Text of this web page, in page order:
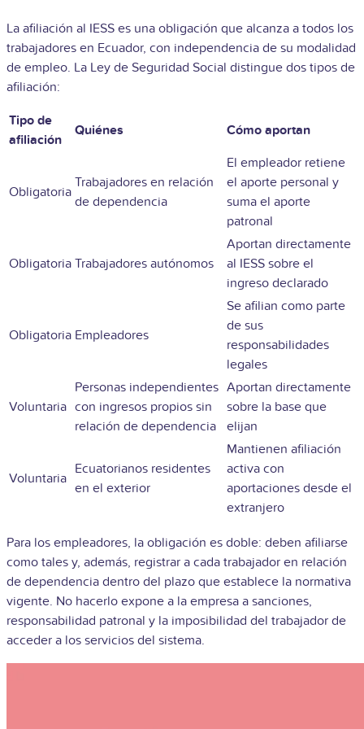
La afiliación al IESS es una obligación que alcanza a todos los
trabajadores en Ecuador, con independencia de su modalidad
de empleo. La Ley de Seguridad Social distingue dos tipos de
afiliación:
Tipo de
afiliación
Quiénes Cómo aportan
Obligatoria
Trabajadores en relación
de dependencia
El empleador retiene
el aporte personal y
suma el aporte
patronal
Obligatoria Trabajadores autónomos
Aportan directamente
al IESS sobre el
ingreso declarado
Obligatoria Empleadores
Se afilian como parte
de sus
responsabilidades
legales
Voluntaria
Personas independientes
con ingresos propios sin
relación de dependencia
Aportan directamente
sobre la base que
elijan
Voluntaria
Ecuatorianos residentes
en el exterior
Mantienen afiliación
activa con
aportaciones desde el
extranjero
Para los empleadores, la obligación es doble: deben afiliarse
como tales y, además, registrar a cada trabajador en relación
de dependencia dentro del plazo que establece la normativa
vigente. No hacerlo expone a la empresa a sanciones,
responsabilidad patronal y la imposibilidad del trabajador de
acceder a los servicios del sistema.